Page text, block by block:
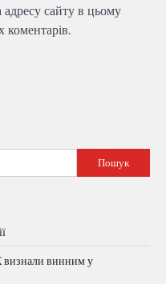
сайту в цьому
коментарів.
Пошук
визнали винним у